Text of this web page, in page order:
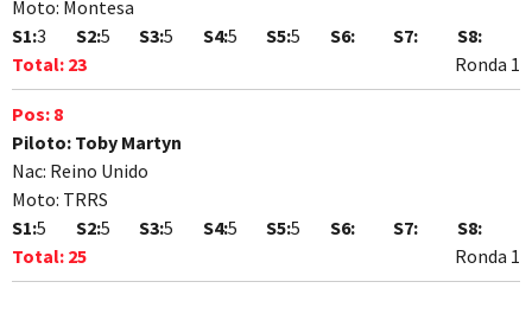
Moto: Montesa
S1:3 S2:5 S3:5 S4:5 S5:5 S6: S7:
S8:
Total: 23 Ronda 1
Pos: 8
Piloto: Toby Martyn
Nac: Reino Unido
Moto: TRRS
S1:5 S2:5 S3:5 S4:5 S5:5 S6: S7:
S8:
Total: 25 Ronda 1